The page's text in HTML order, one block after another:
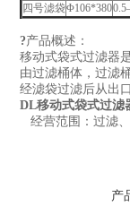
四号滤袋Φ106*380
?产品概述：
移动式袋式过滤器
由过滤桶体，过滤
经滤袋过滤后从出
DL移动式袋式过滤
经营范围：过滤
产